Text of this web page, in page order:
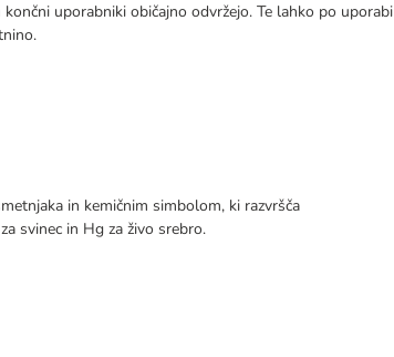
uporabniki običajno odvržejo. Te lahko po uporabi
in kemičnim simbolom, ki razvršča
svinec in Hg za živo srebro.